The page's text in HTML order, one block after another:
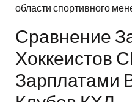
области спортивного
Сравнение
Хоккеистов
Зарплатами